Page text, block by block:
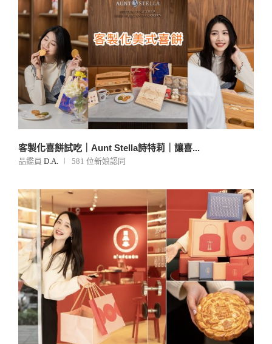
客製化喜餅試吃｜Aunt Stella詩特莉｜讓喜...
品鑑員 D.A. 581 位新娘認同